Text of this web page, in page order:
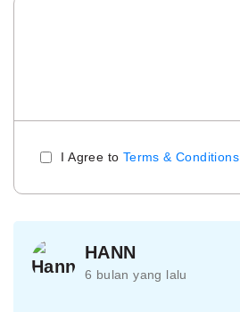
I Agree to Terms & Conditions
HANN
6 bulan yang lalu